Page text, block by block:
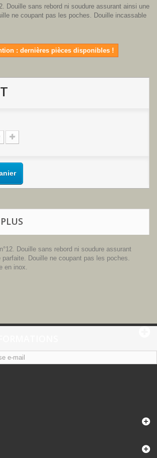
Douille sans rebord ni soudure assurant ainsi une
ne coupant pas les poches. Douille incassable
: dernières pièces disponibles !
Douille sans rebord ni soudure assurant
parfaite. Douille ne coupant pas les poches.
en inox.